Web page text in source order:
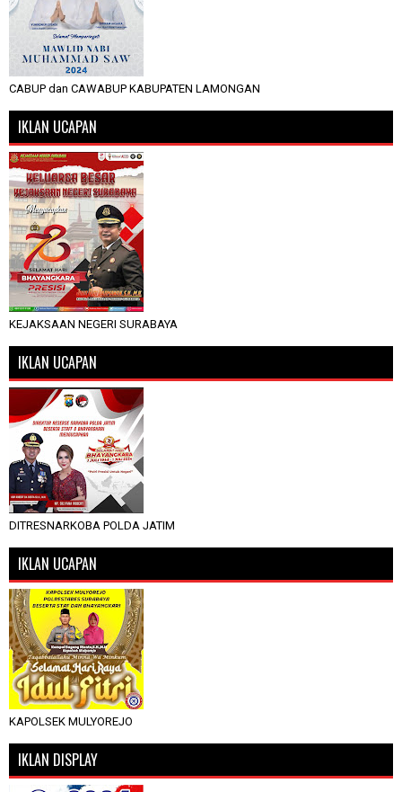
CABUP dan CAWABUP KABUPATEN LAMONGAN
IKLAN UCAPAN
KEJAKSAAN NEGERI SURABAYA
IKLAN UCAPAN
DITRESNARKOBA POLDA JATIM
IKLAN UCAPAN
KAPOLSEK MULYOREJO
IKLAN DISPLAY